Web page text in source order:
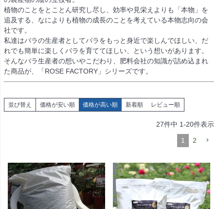
植物のことをとことん研究し尽し、効率や見栄えよりも「本物」を
追及する、なによりも植物の成長のことを考えている本物志向の会
社です。
私達はバラの生産者としてバラをもっと身近で楽しんでほしい、だ
れでも簡単に楽しくバラを育ててほしい、という想いがあります。
そんなバラ生産者の想いやこだわり、肥料会社の知識が詰め込まれ
た商品が、「ROSE FACTORY」シリーズです。
並び替え 価格が安い順 価格が高い順 新着順 レビュー順
27件中 1-20件表示
1 2